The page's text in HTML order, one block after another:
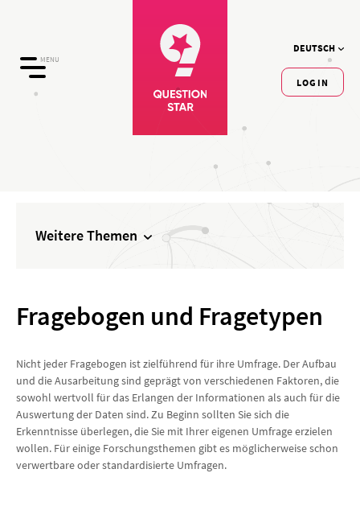
MENU
DEUTSCH
LOGIN
Weitere Themen
Fragebogen und Fragetypen
Nicht jeder Fragebogen ist zielführend für ihre Umfrage. Der Aufbau
und die Ausarbeitung sind geprägt von verschiedenen Faktoren, die
sowohl wertvoll für das Erlangen der Informationen als auch für die
Auswertung der Daten sind. Zu Beginn sollten Sie sich die
Erkenntnisse überlegen, die Sie mit Ihrer eigenen Umfrage erzielen
wollen. Für einige Forschungsthemen gibt es möglicherweise schon
verwertbare oder standardisierte Umfragen.